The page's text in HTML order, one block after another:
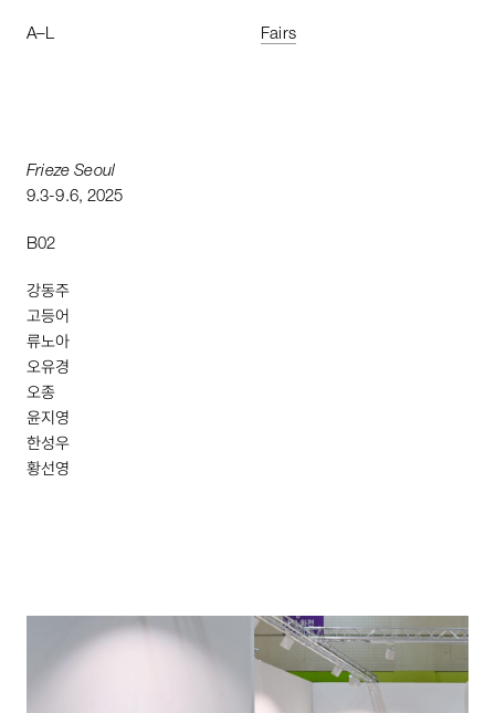
A–L Fairs
Frieze Seoul
9.3-9.6, 2025
B02
강동주
고등어
류노아
오유경
오종
윤지영
한성우
황선영